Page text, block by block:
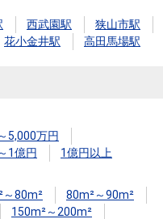
住まい1プ
ラス（お
西武園駅
狭山市駅
花小金井駅 高田馬場駅
5,000万円
1億円
1億円以上
～80m²
80m²～90m²
150m²～200m²